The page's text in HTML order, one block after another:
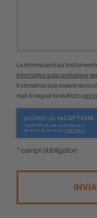
Le informazioni sul
informativa sulla protezione
Il consenso può essere
mail al seguente indirizzo: pci-
* campi obbligatori